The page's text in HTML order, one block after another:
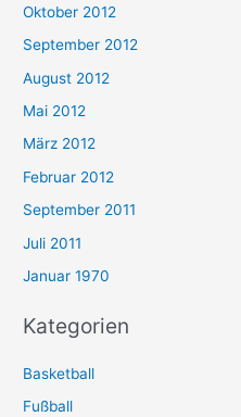
Oktober 2012
September 2012
August 2012
Mai 2012
März 2012
Februar 2012
September 2011
Juli 2011
Januar 1970
Kategorien
Basketball
Fußball